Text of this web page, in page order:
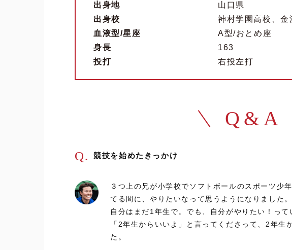
出身地
山口県
出身校
神村学園高校、金
血液型/星座
A型/おとめ座
身長
163
投打
右投左打
Q&A
Q. 競技を始めたきっかけ
３つ上の兄が小学校でソフトボールのスポーツ少
てる間に、やりたいなって思うようになりました
自分はまだ1年生で。でも、自分がやりたい！っ
「2年生からいいよ」と言ってくださって、2年生
た。